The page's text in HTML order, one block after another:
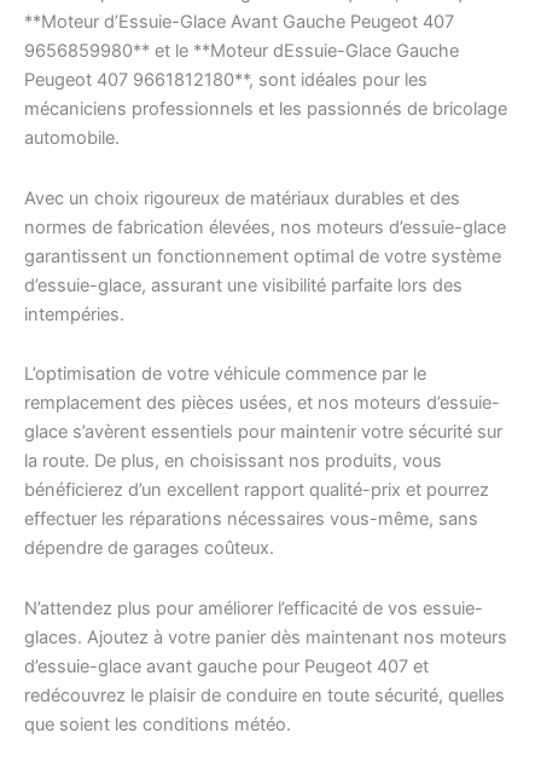
**Moteur d’Essuie-Glace Avant Gauche Peugeot 407
9656859980** et le **Moteur dEssuie-Glace Gauche
Peugeot 407 9661812180**, sont idéales pour les
mécaniciens professionnels et les passionnés de bricolage
automobile.
Avec un choix rigoureux de matériaux durables et des
normes de fabrication élevées, nos moteurs d’essuie-glace
garantissent un fonctionnement optimal de votre système
d’essuie-glace, assurant une visibilité parfaite lors des
intempéries.
L’optimisation de votre véhicule commence par le
remplacement des pièces usées, et nos moteurs d’essuie-
glace s’avèrent essentiels pour maintenir votre sécurité sur
la route. De plus, en choisissant nos produits, vous
bénéficierez d’un excellent rapport qualité-prix et pourrez
effectuer les réparations nécessaires vous-même, sans
dépendre de garages coûteux.
N’attendez plus pour améliorer l’efficacité de vos essuie-
glaces. Ajoutez à votre panier dès maintenant nos moteurs
d’essuie-glace avant gauche pour Peugeot 407 et
redécouvrez le plaisir de conduire en toute sécurité, quelles
que soient les conditions météo.